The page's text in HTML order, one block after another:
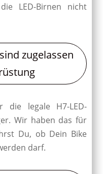
LED-Birnen nicht
zugelassen
legale H7-LED-
Wir haben das für
Du, ob Dein Bike
darf.